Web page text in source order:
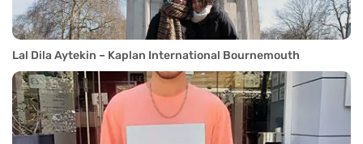
Lal Dila Aytekin – Kaplan International Bournemouth